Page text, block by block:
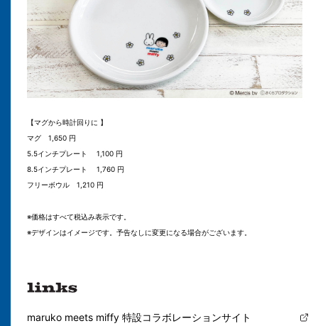
【マグから時計回りに 】
マグ 1,650 円
5.5インチプレート 1,100 円
8.5インチプレート 1,760 円
フリーボウル 1,210 円
※価格はすべて税込み表示です。
※デザインはイメージです。予告なしに変更になる場合がございます。
maruko meets miffy 特設コラボレーションサイト